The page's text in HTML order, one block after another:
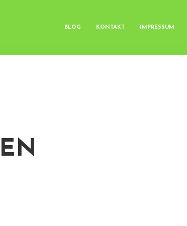
BLOG KONTAKT IMPRESSUM